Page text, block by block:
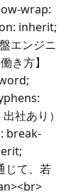
wrap:
inherit;
エンジニ
き方】
社あり）
break-
じて、若